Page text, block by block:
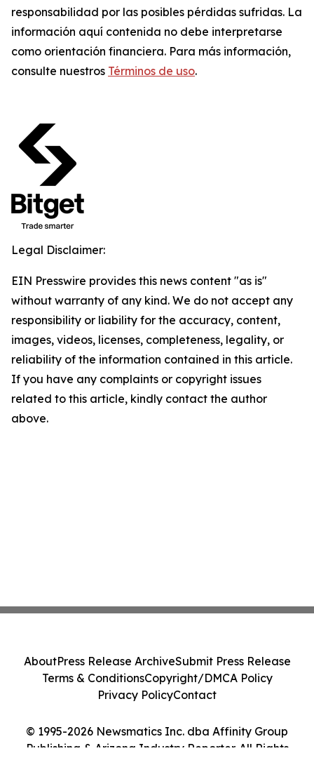
responsabilidad por las posibles pérdidas sufridas. La
información aquí contenida no debe interpretarse
como orientación financiera. Para más información,
consulte nuestros Términos de uso.
Legal Disclaimer:
EIN Presswire provides this news content "as is"
without warranty of any kind. We do not accept any
responsibility or liability for the accuracy, content,
images, videos, licenses, completeness, legality, or
reliability of the information contained in this article.
If you have any complaints or copyright issues
related to this article, kindly contact the author
above.
© 1995-2026 Newsmatics Inc. dba Affinity Group
Publishing & Arizona Industry Reporter. All Rights
AboutPress Release ArchiveSubmit Press Release
Terms & ConditionsCopyright/DMCA Policy
Privacy PolicyContact